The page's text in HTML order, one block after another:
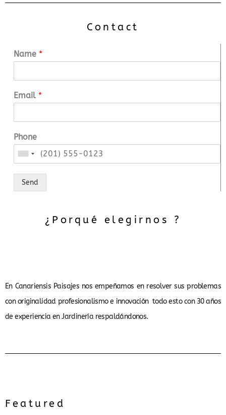
Contact
Name *
Email *
Phone
Send
¿Porqué elegirnos ?
En Canariensis Paisajes nos empeñamos en resolver sus problemas
con originalidad profesionalismo e innovación todo esto con 30 años
de experiencia en Jardinería respaldándonos.
Featured